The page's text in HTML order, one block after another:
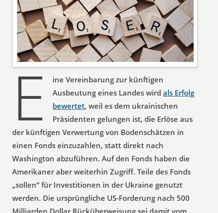
E
ine Vereinbarung zur künftigen
Ausbeutung eines Landes wirdals Erfolg
bewertet, weil es dem ukrainischen
Präsidenten gelungen ist, die Erlöse aus
der künftigen Verwertung von Bodenschätzen in
einen Fonds einzuzahlen, statt direkt nach
Washington abzuführen. Auf den Fonds haben die
Amerikaner aber weiterhin Zugriff. Teile des Fonds
„sollen“ für Investitionen in der Ukraine genutzt
werden. Die ursprüngliche US-Forderung nach 500
Milliarden Dollar Rücküberweisung sei damit vom